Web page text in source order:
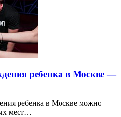
ребенка в Москве —
ребенка в Москве можно
мест…